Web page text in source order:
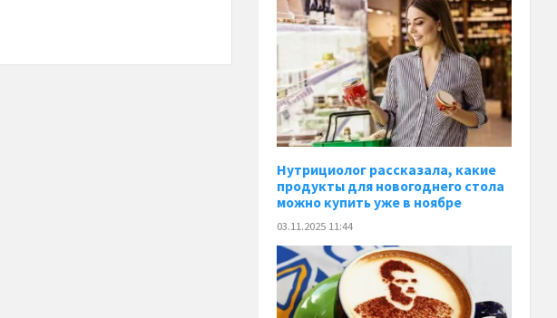
Нутрициолог рассказала, какие
продукты для новогоднего стола
можно купить уже в ноябре
03.11.2025 11:44